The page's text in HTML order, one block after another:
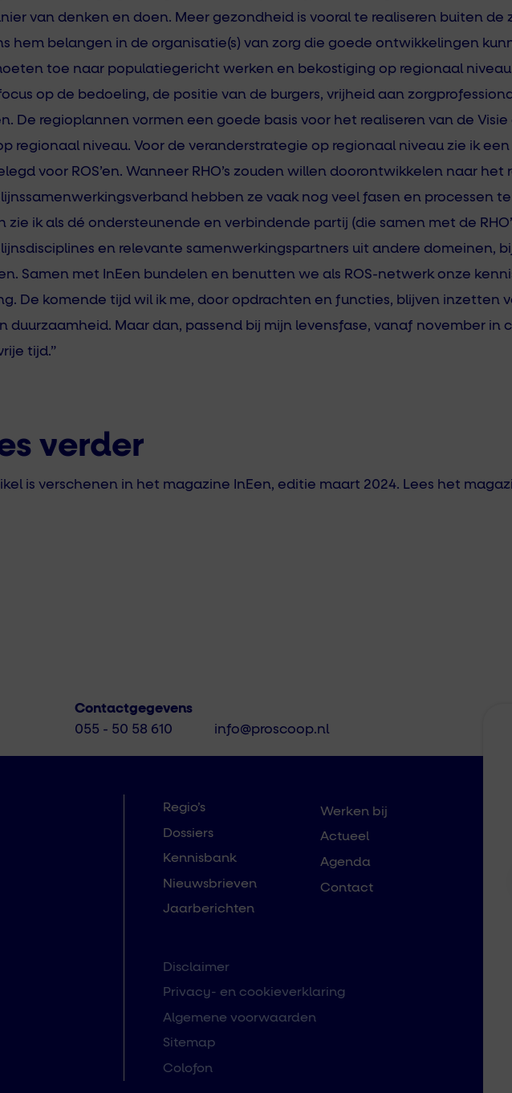
van denken en doen. Meer gezondheid is vooral te realiseren buiten de
hem belangen in de organisatie(s) van zorg die goede ontwikkelingen
toe naar populatiegericht werken en bekostiging op regionaal
op de bedoeling, de positie van de burgers, vrijheid aan
De regioplannen vormen een goede basis voor het realiseren van de Visie
regionaal niveau. Voor de veranderstrategie op regionaal niveau zie ik
voor ROS’en. Wanneer RHO’s zouden willen doorontwikkelen naar het
hebben ze vaak nog veel fasen en processen
zie ik als dé ondersteunende en verbindende partij (die samen met de
en relevante samenwerkingspartners uit andere domeinen,
Samen met InEen bundelen en benutten we als ROS-netwerk onze
De komende tijd wil ik me, door opdrachten en functies, blijven inzetten
duurzaamheid. Maar dan, passend bij mijn levensfase, vanaf november in
tijd.”
verder
is verschenen in het magazine InEen, editie maart 2024. Lees het
Contactgegevens
055 - 50 58 610
info@proscoop.nl
Regio’s
Dossiers
Kennisbank
Nieuwsbrieven
Jaarberichten
Werken bij
Actueel
Agenda
Contact
Disclaimer
Privacy- en cookieverklaring
Algemene voorwaarden
Sitemap
Colofon